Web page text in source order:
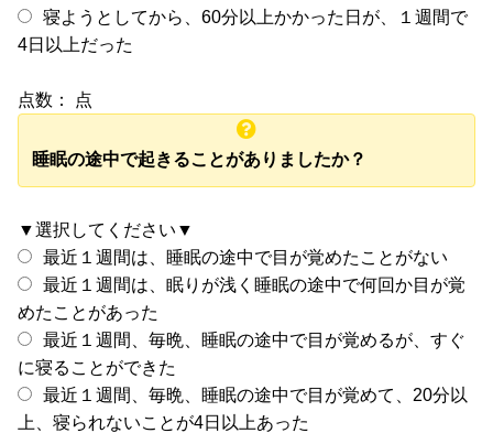
寝ようとしてから、60分以上かかった日が、１週間で
4日以上だった
点数： 点
睡眠の途中で起きることがありましたか？
▼選択してください▼
最近１週間は、睡眠の途中で目が覚めたことがない
最近１週間は、眠りが浅く睡眠の途中で何回か目が覚
めたことがあった
最近１週間、毎晩、睡眠の途中で目が覚めるが、すぐ
に寝ることができた
最近１週間、毎晩、睡眠の途中で目が覚めて、20分以
上、寝られないことが4日以上あった